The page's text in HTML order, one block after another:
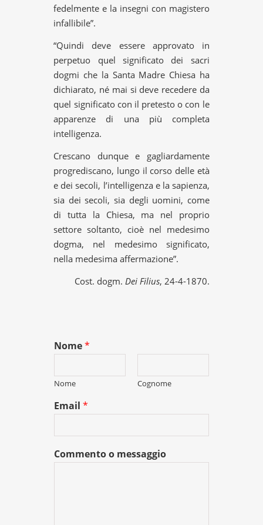
fedelmente e la insegni con magistero
infallibile”.
“Quindi deve essere approvato in
perpetuo quel significato dei sacri
dogmi che la Santa Madre Chiesa ha
dichiarato, né mai si deve recedere da
quel significato con il pretesto o con le
apparenze di una più completa
intelligenza.
Crescano dunque e gagliardamente
progrediscano, lungo il corso delle età
e dei secoli, l’intelligenza e la sapienza,
sia dei secoli, sia degli uomini, come
di tutta la Chiesa, ma nel proprio
settore soltanto, cioè nel medesimo
dogma, nel medesimo significato,
nella medesima affermazione”.
Cost. dogm. Dei Filius, 24-4-1870.
Nome*
Nome Cognome
Email*
Commento o messaggio